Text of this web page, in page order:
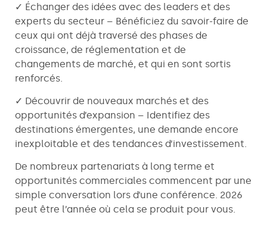
✓ Échanger des idées avec des leaders et des
experts du secteur – Bénéficiez du savoir-faire de
ceux qui ont déjà traversé des phases de
croissance, de réglementation et de
changements de marché, et qui en sont sortis
renforcés.
✓ Découvrir de nouveaux marchés et des
opportunités d’expansion – Identifiez des
destinations émergentes, une demande encore
inexploitable et des tendances d’investissement.
De nombreux partenariats à long terme et
opportunités commerciales commencent par une
simple conversation lors d’une conférence. 2026
peut être l’année où cela se produit pour vous.